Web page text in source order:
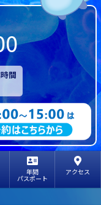
間
年間
パスポート
アクセス